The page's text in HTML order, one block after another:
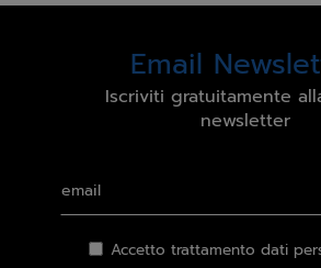
Email
Iscriviti gratuitamente
newsletter
Accetto trattamento dati